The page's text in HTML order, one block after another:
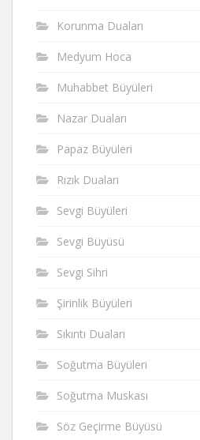
Korunma Duaları
Medyum Hoca
Muhabbet Büyüleri
Nazar Duaları
Papaz Büyüleri
Rızık Duaları
Sevgi Büyüleri
Sevgi Büyüsü
Sevgi Sihri
Şirinlik Büyüleri
Sıkıntı Duaları
Soğutma Büyüleri
Soğutma Muskası
Söz Geçirme Büyüsü